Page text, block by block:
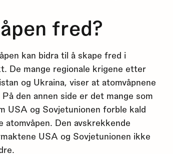
fred?
kan bidra til å skape fred i
De mange regionale krigene etter
og Ukraina, viser at atomvåpnene
den annen side er det mange som
USA og Sovjetunionen forble kald
Den avskrekkende
USA og Sovjetunionen ikke